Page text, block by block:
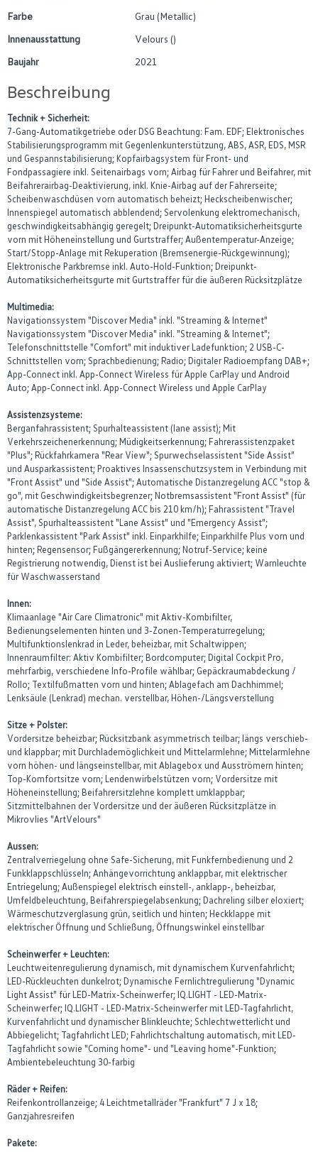
Farbe
Grau (Metallic)
Innenausstattung
Velours ()
Baujahr
2021
Beschreibung
Technik + Sicherheit:
7-Gang-Automatikgetriebe oder DSG Beachtung: Fam. EDF; Elektronisches
Stabilisierungsprogramm mit Gegenlenkunterstützung, ABS, ASR, EDS, MSR
und Gespannstabilisierung; Kopfairbagsystem für Front- und
Fondpassagiere inkl. Seitenairbags vorn; Airbag für Fahrer und Beifahrer, mit
Beifahrerairbag-Deaktivierung, inkl. Knie-Airbag auf der Fahrerseite;
Scheibenwaschdüsen vorn automatisch beheizt; Heckscheibenwischer;
Innenspiegel automatisch abblendend; Servolenkung elektromechanisch,
geschwindigkeitsabhängig geregelt; Dreipunkt-Automatiksicherheitsgurte
vorn mit Höheneinstellung und Gurtstraffer; Außentemperatur-Anzeige;
Start/Stopp-Anlage mit Rekuperation (Bremsenergie-Rückgewinnung);
Elektronische Parkbremse inkl. Auto-Hold-Funktion; Dreipunkt-
Automatiksicherheitsgurte mit Gurtstraffer für die äußeren Rücksitzplätze
Multimedia:
Navigationssystem "Discover Media" inkl. "Streaming & Internet"
Navigationssystem "Discover Media" inkl. "Streaming & Internet";
Telefonschnittstelle "Comfort" mit induktiver Ladefunktion; 2 USB-C-
Schnittstellen vorn; Sprachbedienung; Radio; Digitaler Radioempfang DAB+;
App-Connect inkl. App-Connect Wireless für Apple CarPlay und Android
Auto; App-Connect inkl. App-Connect Wireless und Apple CarPlay
Assistenzsysteme:
Berganfahrassistent; Spurhalteassistent (lane assist); Mit
Verkehrszeichenerkennung; Müdigkeitserkennung; Fahrerassistenzpaket
"Plus"; Rückfahrkamera "Rear View"; Spurwechselassistent "Side Assist"
und Ausparkassistent; Proaktives Insassenschutzsystem in Verbindung mit
"Front Assist" und "Side Assist"; Automatische Distanzregelung ACC "stop &
go", mit Geschwindigkeitsbegrenzer; Notbremsassistent "Front Assist" (für
automatische Distanzregelung ACC bis 210 km/h); Fahrassistent "Travel
Assist", Spurhalteassistent "Lane Assist" und "Emergency Assist";
Parklenkassistent "Park Assist" inkl. Einparkhilfe; Einparkhilfe Plus vorn und
hinten; Regensensor; Fußgängererkennung; Notruf-Service; keine
Registrierung notwendig, Dienst ist bei Auslieferung aktiviert; Warnleuchte
für Waschwasserstand
Innen:
Klimaanlage "Air Care Climatronic" mit Aktiv-Kombifilter,
Bedienungselementen hinten und 3-Zonen-Temperaturregelung;
Multifunktionslenkrad in Leder, beheizbar, mit Schaltwippen;
Innenraumfilter: Aktiv Kombifilter; Bordcomputer; Digital Cockpit Pro,
mehrfarbig, verschiedene Info-Profile wählbar; Gepäckraumabdeckung /
Rollo; Textilfußmatten vorn und hinten; Ablagefach am Dachhimmel;
Lenksäule (Lenkrad) mechan. verstellbar, Höhen-/Längsverstellung
Sitze + Polster:
Vordersitze beheizbar; Rücksitzbank asymmetrisch teilbar; längs verschieb-
und klappbar; mit Durchlademöglichkeit und Mittelarmlehne; Mittelarmlehne
vorn höhen- und längseinstellbar, mit Ablagebox und Ausströmern hinten;
Top-Komfortsitze vorn; Lendenwirbelstützen vorn; Vordersitze mit
Höheneinstellung; Beifahrersitzlehne komplett umklappbar;
Sitzmittelbahnen der Vordersitze und der äußeren Rücksitzplätze in
Mikrovlies "ArtVelours"
Aussen:
Zentralverriegelung ohne Safe-Sicherung, mit Funkfernbedienung und 2
Funkklappschlüsseln; Anhängevorrichtung anklappbar, mit elektrischer
Entriegelung; Außenspiegel elektrisch einstell-, anklapp-, beheizbar,
Umfeldbeleuchtung, Beifahrerspiegelabsenkung; Dachreling silber eloxiert;
Wärmeschutzverglasung grün, seitlich und hinten; Heckklappe mit
elektrischer Öffnung und Schließung, Öffnungswinkel einstellbar
Scheinwerfer + Leuchten:
Leuchtweitenregulierung dynamisch, mit dynamischem Kurvenfahrlicht;
LED-Rückleuchten dunkelrot; Dynamische Fernlichtregulierung "Dynamic
Light Assist" für LED-Matrix-Scheinwerfer; IQ.LIGHT - LED-Matrix-
Scheinwerfer; IQ.LIGHT - LED-Matrix-Scheinwerfer mit LED-Tagfahrlicht,
Kurvenfahrlicht und dynamischer Blinkleuchte; Schlechtwetterlicht und
Abbiegelicht; Tagfahrlicht LED; Fahrlichtschaltung automatisch, mit LED-
Tagfahrlicht sowie "Coming home"- und "Leaving home"-Funktion;
Ambientebeleuchtung 30-farbig
Räder + Reifen:
Reifenkontrollanzeige; 4 Leichtmetallräder "Frankfurt" 7 J x 18;
Ganzjahresreifen
Pakete: